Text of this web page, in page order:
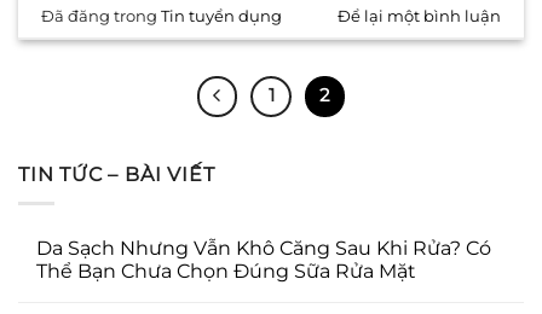
Đã đăng trongTin tuyển dụng Để lại một bình luận
1 2
TIN TỨC – BÀI VIẾT
Da Sạch Nhưng Vẫn Khô Căng Sau Khi Rửa? Có
Thể Bạn Chưa Chọn Đúng Sữa Rửa Mặt